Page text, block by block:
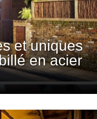
et uniques
en acier